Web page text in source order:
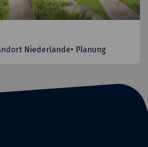
Niederlande• Planung